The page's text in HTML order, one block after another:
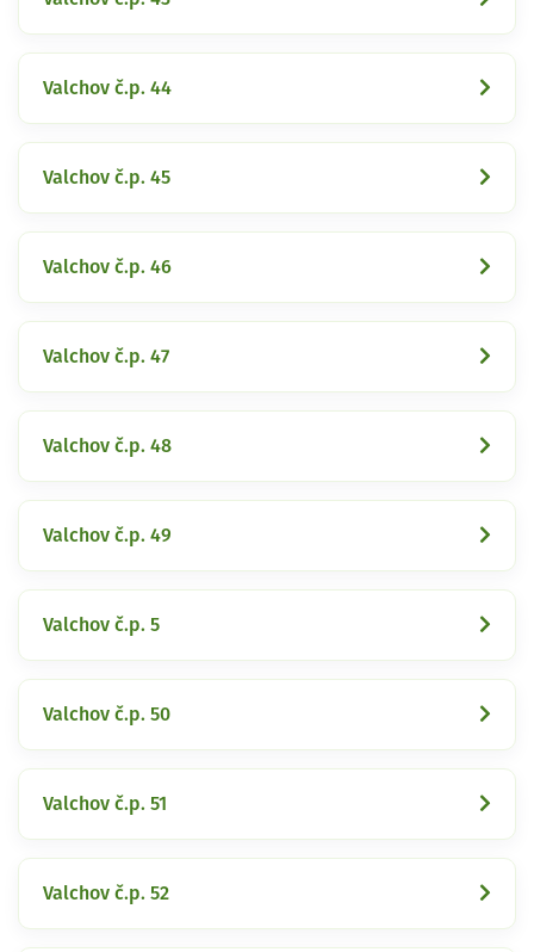
Valchov č.p. 44
Valchov č.p. 45
Valchov č.p. 46
Valchov č.p. 47
Valchov č.p. 48
Valchov č.p. 49
Valchov č.p. 5
Valchov č.p. 50
Valchov č.p. 51
Valchov č.p. 52